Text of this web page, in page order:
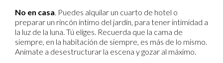
No en casa . Puedes alquilar un cuarto de hotel o
preparar un rincón íntimo del jardín, para tener intimidad a
la luz de la luna. Tú eliges. Recuerda que la cama de
siempre, en la habitación de siempre, es más de lo mismo.
Anímate a desestructurar la escena y gozar al máximo.